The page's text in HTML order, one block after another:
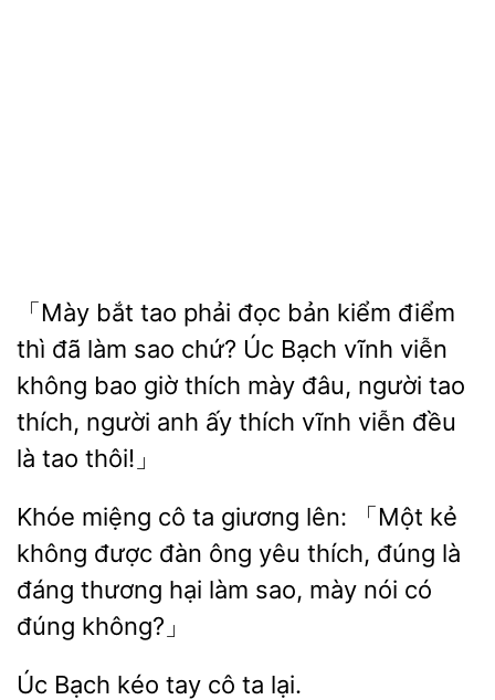
「Mày bắt
phải đọc bản kiểm điểm
thì đã làm sao chứ? Úc Bạch vĩnh viễn
không
giờ thích mày đâu, người tao
người anh ấy thích vĩnh viễn đều
là tao thôi!」
Khóe miệng cô ta
lên: 「Một kẻ
không được đàn ông yêu thích, đúng là
thương hại làm sao, mày
có
đúng không?」
Úc kéo tay lại.